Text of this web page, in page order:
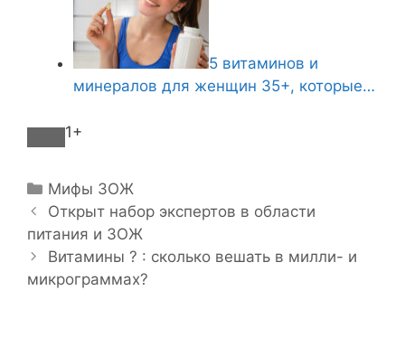
5 витаминов и
минералов для женщин 35+, которые…
1+
Р
у
б
р
и
Мифы ЗОЖ
Н
а
в
и
Открыт набор экспертов в области
питания и ЗОЖ
Витамины ?️ : сколько вешать в милли- и
микрограммах?